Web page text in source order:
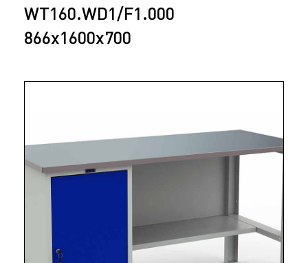
WT160.WD1/F1.000
866x1600x700